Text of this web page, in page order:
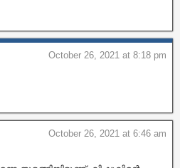
October 26, 2021 at 8:18 pm
October 26, 2021 at 6:46 am